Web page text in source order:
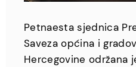
Petnaesta sjednica
Saveza općina i
Hercegovine održana